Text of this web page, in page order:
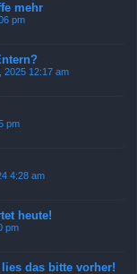
mehr
pm
2025 12:17 am
pm
4:28 am
heute!
pm
das bitte vorher!